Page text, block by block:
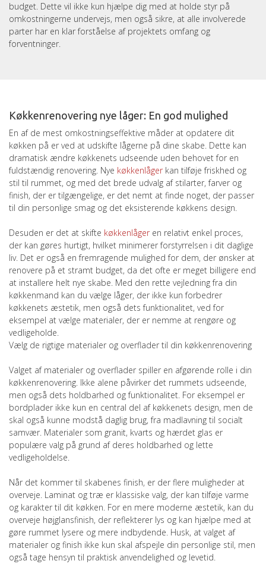
budget. Dette vil ikke kun hjælpe dig med at holde styr på
omkostningerne undervejs, men også sikre, at alle involverede
parter har en klar forståelse af projektets omfang og
forventninger.
Køkkenrenovering nye låger: En god mulighed
En af de mest omkostningseffektive måder at opdatere dit
køkken på er ved at udskifte lågerne på dine skabe. Dette kan
dramatisk ændre køkkenets udseende uden behovet for en
fuldstændig renovering. Nye køkkenlåger kan tilføje friskhed og
stil til rummet, og med det brede udvalg af stilarter, farver og
finish, der er tilgængelige, er det nemt at finde noget, der passer
til din personlige smag og det eksisterende køkkens design.
Desuden er det at skifte køkkenlåger en relativt enkel proces,
der kan gøres hurtigt, hvilket minimerer forstyrrelsen i dit daglige
liv. Det er også en fremragende mulighed for dem, der ønsker at
renovere på et stramt budget, da det ofte er meget billigere end
at installere helt nye skabe. Med den rette vejledning fra din
køkkenmand kan du vælge låger, der ikke kun forbedrer
køkkenets æstetik, men også dets funktionalitet, ved for
eksempel at vælge materialer, der er nemme at rengøre og
vedligeholde.
Vælg de rigtige materialer og overflader til din køkkenrenovering
Valget af materialer og overflader spiller en afgørende rolle i din
køkkenrenovering. Ikke alene påvirker det rummets udseende,
men også dets holdbarhed og funktionalitet. For eksempel er
bordplader ikke kun en central del af køkkenets design, men de
skal også kunne modstå daglig brug, fra madlavning til socialt
samvær. Materialer som granit, kvarts og hærdet glas er
populære valg på grund af deres holdbarhed og lette
vedligeholdelse.
Når det kommer til skabenes finish, er der flere muligheder at
overveje. Laminat og træ er klassiske valg, der kan tilføje varme
og karakter til dit køkken. For en mere moderne æstetik, kan du
overveje højglansfinish, der reflekterer lys og kan hjælpe med at
gøre rummet lysere og mere indbydende. Husk, at valget af
materialer og finish ikke kun skal afspejle din personlige stil, men
også tage hensyn til praktisk anvendelighed og levetid.